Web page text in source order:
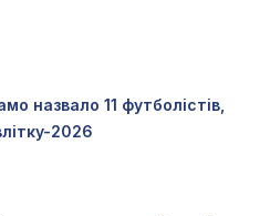
назвало 11 футболістів,
2026